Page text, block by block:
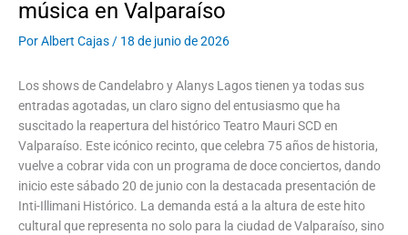
música en Valparaíso
PorAlbert Cajas/ 18 de junio de 2026
Los shows de Candelabro y Alanys Lagos tienen ya todas sus
entradas agotadas, un claro signo del entusiasmo que ha
suscitado la reapertura del histórico Teatro Mauri SCD en
Valparaíso. Este icónico recinto, que celebra 75 años de historia,
vuelve a cobrar vida con un programa de doce conciertos, dando
inicio este sábado 20 de junio con la destacada presentación de
Inti-Illimani Histórico. La demanda está a la altura de este hito
cultural que representa no solo para la ciudad de Valparaíso, sino